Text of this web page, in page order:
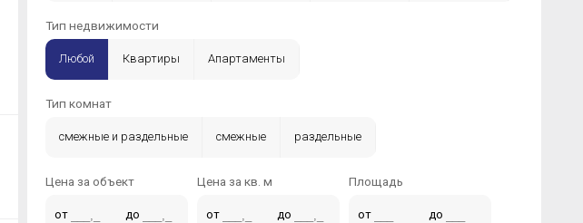
5-комнатная +
Тип недвижимости
Любой Квартиры Апартаменты
Тип комнат
смежные и раздельные смежные раздельные
Цена за объект
от до
Цена за кв. м
от до
Площадь
от до